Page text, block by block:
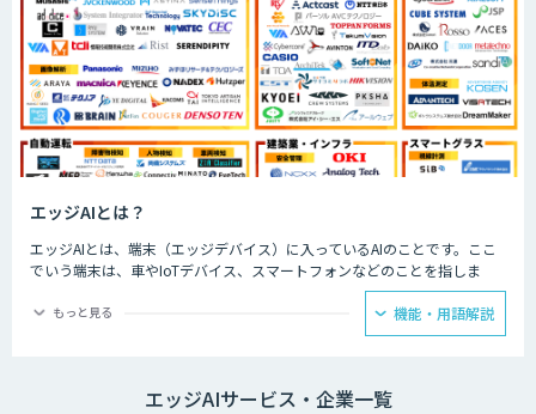
エッジAIとは？
エッジAIとは、端末（エッジデバイス）に入っているAIのことです。ここ
でいう端末は、車やIoTデバイス、スマートフォンなどのことを指しま
す。そのような端末自体、もしくは端末の近くのサーバーに搭載されたAI
のことを、エッジAIと呼びます。
が大きな利点となります。通信遅延やネットワーク負荷を解消したい場合
もっと見る 機能・用語解説
エッジAIサービス・企業一覧